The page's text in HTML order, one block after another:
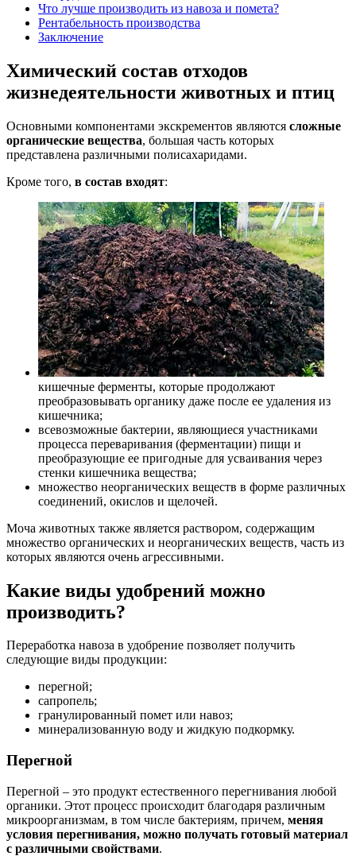
Что лучше производить из навоза и помета?
Рентабельность производства
Заключение
Химический состав отходов
жизнедеятельности животных и птиц
Основными компонентами экскрементов являются сложные
органические вещества, большая часть которых
представлена различными полисахаридами.
Кроме того, в состав входят:
кишечные ферменты, которые продолжают
преобразовывать органику даже после ее удаления из
кишечника;
всевозможные бактерии, являющиеся участниками
процесса переваривания (ферментации) пищи и
преобразующие ее пригодные для усваивания через
стенки кишечника вещества;
множество неорганических веществ в форме различных
соединений, окислов и щелочей.
Моча животных также является раствором, содержащим
множество органических и неорганических веществ, часть из
которых являются очень агрессивными.
Какие виды удобрений можно
производить?
Переработка навоза в удобрение позволяет получить
следующие виды продукции:
перегной;
сапропель;
гранулированный помет или навоз;
минерализованную воду и жидкую подкормку.
Перегной
Перегной – это продукт естественного перегнивания любой
органики. Этот процесс происходит благодаря различным
микроорганизмам, в том числе бактериям, причем, меняя
условия перегнивания, можно получать готовый материал
с различными свойствами.